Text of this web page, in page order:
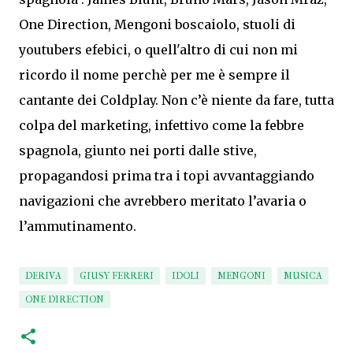
One Direction, Mengoni boscaiolo, stuoli di
youtubers efebici, o quell'altro di cui non mi
ricordo il nome perchè per me è sempre il
cantante dei Coldplay. Non c’è niente da fare, tutta
colpa del marketing, infettivo come la febbre
spagnola, giunto nei porti dalle stive,
propagandosi prima tra i topi avvantaggiando
navigazioni che avrebbero meritato l’avaria o
l’ammutinamento.
DERIVA GIUSY FERRERI IDOLI MENGONI MUSICA
ONE DIRECTION